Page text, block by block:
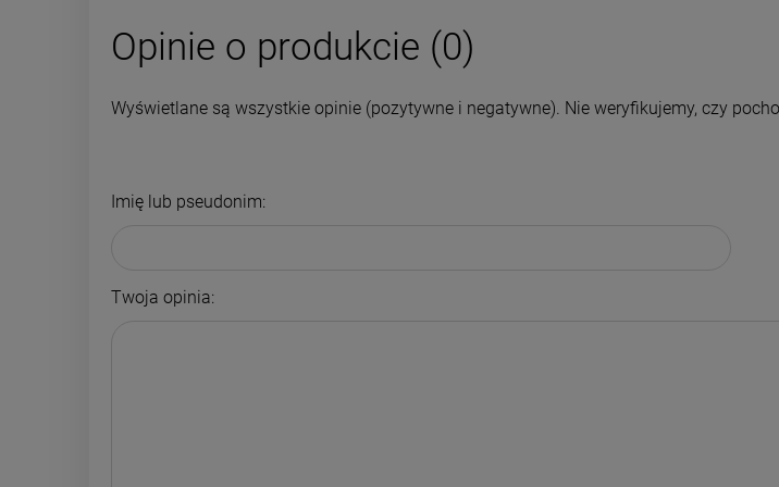
Opinie o produkcie (0)
Wyświetlane są wszystkie opinie (pozytywne i negatywne). Nie weryfikujemy, czy
Imię lub pseudonim:
Twoja opinia: